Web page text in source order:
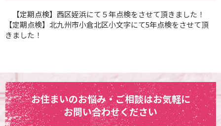
【定期点検】西区姪浜にて５年点検をさせて頂きました！
【定期点検】北九州市小倉北区小文字にて5年点検をさせて頂
きました！
お住まいのお悩み・ご相談はお気軽に
お問い合わせください